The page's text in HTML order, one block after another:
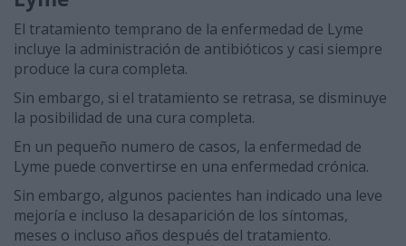
El tratamiento temprano de la enfermedad de Lyme
incluye la administración de antibióticos y casi siempre
produce la cura completa.
Sin embargo, si el tratamiento se retrasa, se disminuye
la posibilidad de una cura completa.
En un pequeño numero de casos, la enfermedad de
Lyme puede convertirse en una enfermedad crónica.
Sin embargo, algunos pacientes han indicado una leve
mejoría e incluso la desaparición de los síntomas,
meses o incluso años después del tratamiento.